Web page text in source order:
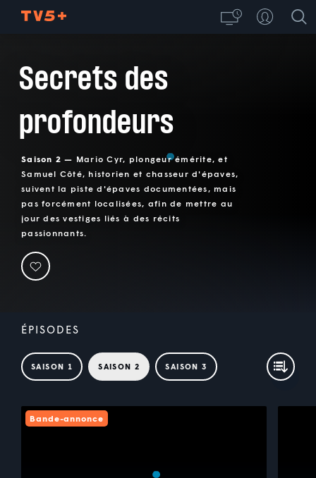
Secrets des
profondeurs
Saison 2 — Mario Cyr, plongeur émérite, et
Samuel Côté, historien et chasseur d'épaves,
suivent la piste d'épaves documentées, mais
pas forcément localisées, afin de mettre au
jour des vestiges liés à des récits
passionnants.
ÉPISODES
SAISON 1 SAISON 2 SAISON 3
Bande-annonce